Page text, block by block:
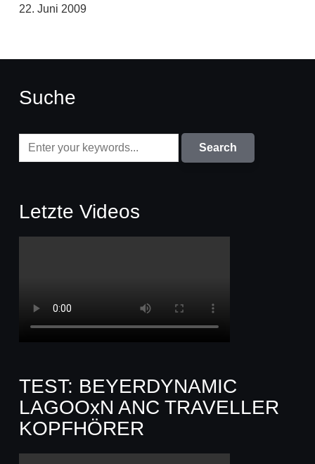
22. Juni 2009
Suche
Letzte Videos
TEST: BEYERDYNAMIC
LAGOOxN ANC TRAVELLER
KOPFHÖRER